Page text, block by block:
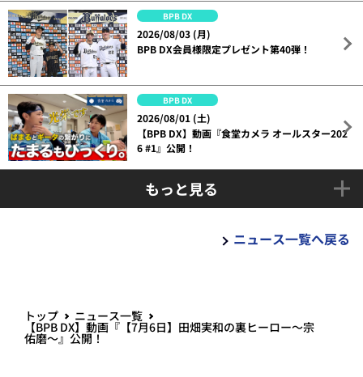
BPB DX
2026/08/03 (月)
BPB DX会員様限定プレゼント第40弾！
BPB DX
2026/08/01 (土)
【BPB DX】動画『食堂カメラ オールスター202
6 #1』公開！
もっと見る
ニュース一覧へ戻る
トップ ニュース一覧
【BPB DX】動画『【7月6日】田畑実和の裏ヒーロー～宗
佑磨～』公開！